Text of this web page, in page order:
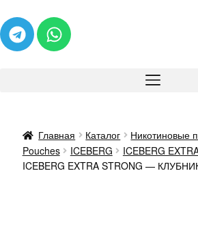
Главная Каталог
Никотиновые
Pouches
ICEBERG
ICEBERG
ICEBERG EXTRA STRONG —